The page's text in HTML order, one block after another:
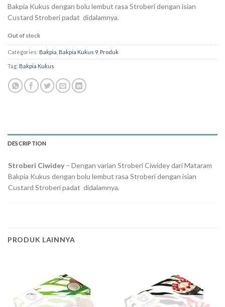
Bakpia Kukus dengan bolu lembut rasa Stroberi dengan isian
Custard Stroberi padat didalamnya.
Out of stock
Categories: Bakpia Bakpia Kukus 9 Produk
Tag: Bakpia Kukus
DESCRIPTION
Stroberi Ciwidey – Dengan varian Stroberi Ciwidey dari Mataram
Bakpia Kukus dengan bolu lembut rasa Stroberi dengan isian
Custard Stroberi padat didalamnya.
PRODUK LAINNYA